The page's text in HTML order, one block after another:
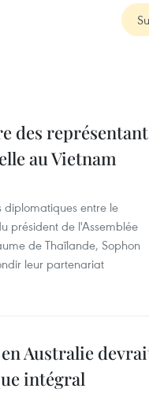
des
au Vietnam
diplomatiques entre le
président de l'Assemblée
de Thaïlande, Sophon
leur partenariat
Australie
intégral